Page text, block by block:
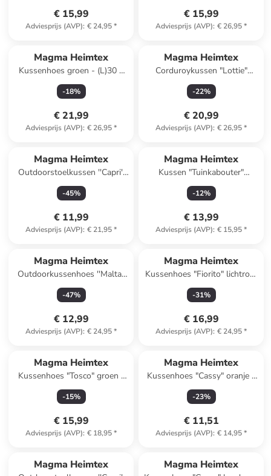
€ 15,99
Adviesprijs (AVP): € 24,95*
€ 15,99
Adviesprijs (AVP): € 26,95*
Magma Heimtex
Kussenhoes groen - (L)30 x
(B)50 cm
-18%
€ 21,99
Adviesprijs (AVP): € 26,95*
Magma Heimtex
Corduroykussen "Lottie"
groen - (L)45 x (B)45 cm
-22%
€ 20,99
Adviesprijs (AVP): € 26,95*
Magma Heimtex
Outdoorstoelkussen ''Capri''
geel - (L)40 x (B)40 cm
-45%
€ 11,99
Adviesprijs (AVP): € 21,95*
Magma Heimtex
Kussen "Tuinkabouter"
blauw/groen/zwart - (B)20 x
(H)45 cm
-12%
€ 13,99
Adviesprijs (AVP): € 15,95*
Magma Heimtex
Outdoorkussenhoes ''Malta''
groen/wit - (L)40 x (B)40 cm
-47%
€ 12,99
Adviesprijs (AVP): € 24,95*
Magma Heimtex
Kussenhoes "Fiorito" lichtroze
- (L)45 x (B)45 cm
-31%
€ 16,99
Adviesprijs (AVP): € 24,95*
Magma Heimtex
Kussenhoes "Tosco" groen -
(L)50 x (B)50 cm
-15%
€ 15,99
Adviesprijs (AVP): € 18,95*
Magma Heimtex
Kussenhoes "Cassy" oranje -
(L)40 x (B)40 cm
-23%
€ 11,51
Adviesprijs (AVP): € 14,95*
Magma Heimtex Magma Heimtex